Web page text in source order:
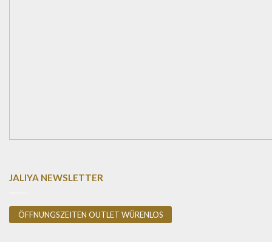
JALIYA NEWSLETTER
ÖFFNUNGSZEITEN OUTLET WÜRENLOS